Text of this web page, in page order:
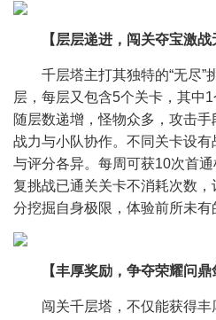
【层层递进，闯关夺宝激战
千层塔主打其独特的“无尽”
层，每层又包含5个关卡，其中
随层数递增，怪物众多，攻击
战力与小队协作。不同关卡设
与评分各异。每周可获10次首
复挑战已通关关卡不消耗次数
分挖掘自身极限，体验前所未有
【丰厚奖励，争夺荣耀问鼎
闯关千层塔，不仅能获得